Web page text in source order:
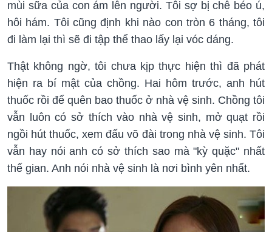
mùi sữa của con ám lên người. Tôi sợ bị chê béo ú,
hôi hám. Tôi cũng định khi nào con tròn 6 tháng, tôi
đi làm lại thì sẽ đi tập thể thao lấy lại vóc dáng.
Thật không ngờ, tôi chưa kịp thực hiện thì đã phát
hiện ra bí mật của chồng. Hai hôm trước, anh hút
thuốc rồi để quên bao thuốc ở nhà vệ sinh. Chồng tôi
vẫn luôn có sở thích vào nhà vệ sinh, mở quạt rồi
ngồi hút thuốc, xem đấu võ đài trong nhà vệ sinh. Tôi
vẫn hay nói anh có sở thích sao mà "kỳ quặc" nhất
thế gian. Anh nói nhà vệ sinh là nơi bình yên nhất.